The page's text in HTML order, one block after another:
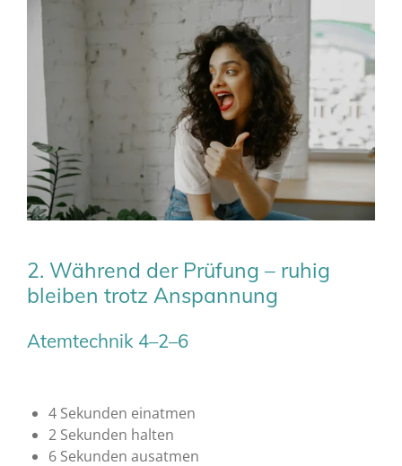
2. Während der Prüfung – ruhig
bleiben trotz Anspannung
Atemtechnik 4–2–6
4 Sekunden einatmen
2 Sekunden halten
6 Sekunden ausatmen